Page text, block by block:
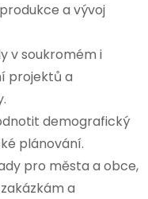
a vývoj
v soukromém i
projektů a
demografický
plánování.
pro města a obce,
a